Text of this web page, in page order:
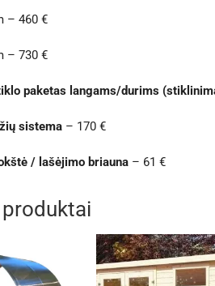
– 460 €
– 730 €
paketas langams/durims
sistema – 170 €
/ lašėjimo briauna – 61 €